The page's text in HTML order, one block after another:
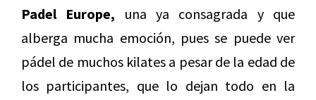
Padel Europe, una ya consagrada y que
alberga mucha emoción, pues se puede ver
pádel de muchos kilates a pesar de la edad de
los participantes, que lo dejan todo en la